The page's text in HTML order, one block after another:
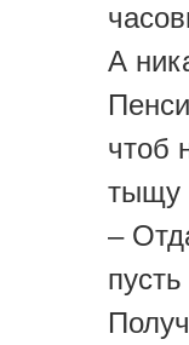
А
чтоб
тыщу
–